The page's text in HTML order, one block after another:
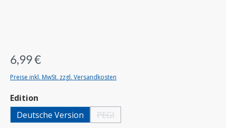
6,99 €
Preise inkl. MwSt. zzgl. Versandkosten
Edition
Deutsche Version
PEGI(Diese Option ist zurzeit nicht verfügbar.)